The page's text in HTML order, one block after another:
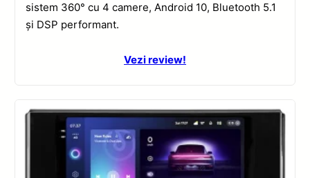
sistem 360° cu 4 camere, Android 10, Bluetooth 5.1
și DSP performant.
Vezi review!